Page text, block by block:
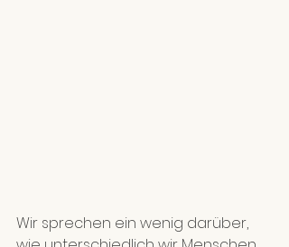
Wir sprechen ein wenig darüber,